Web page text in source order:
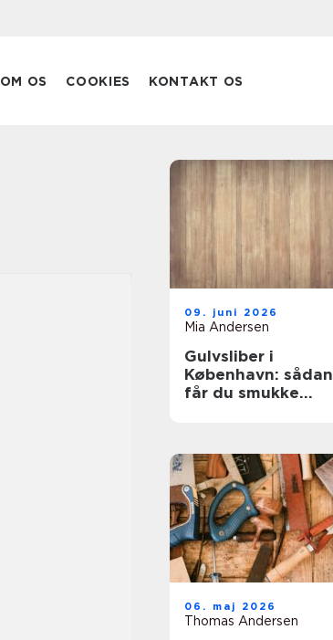
OM OS COOKIES KONTAKT OS
09. juni 2026
Mia Andersen
Gulvsliber i
København: sådan
får du smukke
06. maj 2026
Thomas Andersen